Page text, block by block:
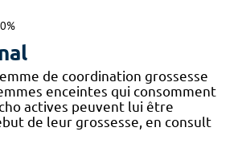
de coordination grossesse
enceintes qui consomment
actives peuvent lui être
de leur grossesse, en consult